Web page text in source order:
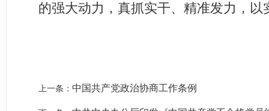
的强大动力，真抓实干、精准发力，
上一条： 中国共产党政治协商工作条例